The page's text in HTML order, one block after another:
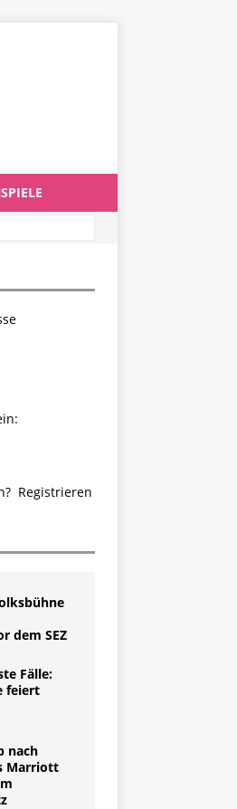
Registrieren
dem SEZ
Fälle:
feiert
nach
Marriott